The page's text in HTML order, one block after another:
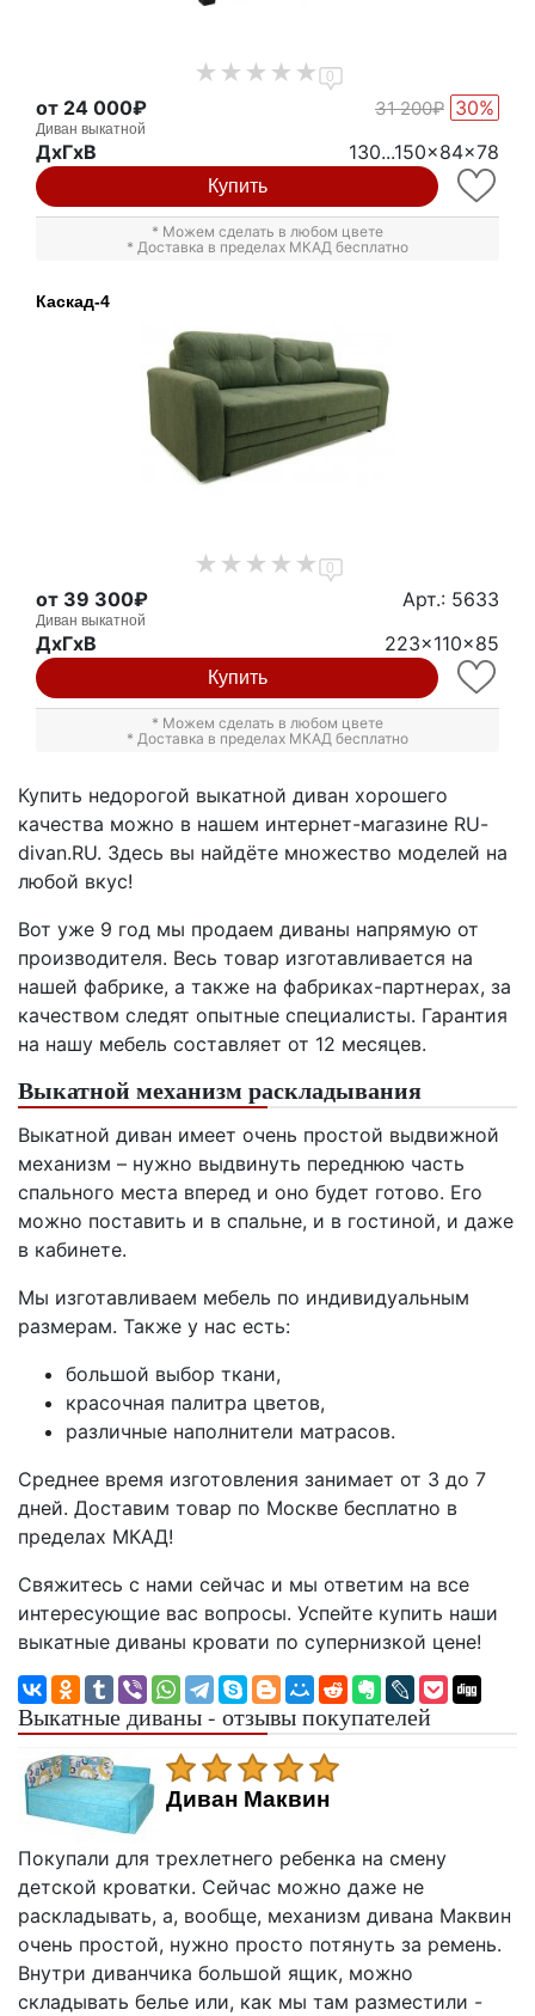
0
от 24 000₽ 31 200₽ 30%
Диван выкатной
ДxГxВ 130...150x84x78
Купить
* Можем сделать в любом цвете
* Доставка в пределах МКАД бесплатно
Каскад-4
0
от 39 300₽ Арт.: 5633
Диван выкатной
ДxГxВ 223x110x85
Купить
* Можем сделать в любом цвете
* Доставка в пределах МКАД бесплатно
Купить недорогой выкатной диван хорошего
качества можно в нашем интернет-магазине RU-
divan.RU. Здесь вы найдёте множество моделей на
любой вкус!
Вот уже 9 год мы продаем диваны напрямую от
производителя. Весь товар изготавливается на
нашей фабрике, а также на фабриках-партнерах, за
качеством следят опытные специалисты. Гарантия
на нашу мебель составляет от 12 месяцев.
Выкатной механизм раскладывания
Выкатной диван имеет очень простой выдвижной
механизм – нужно выдвинуть переднюю часть
спального места вперед и оно будет готово. Его
можно поставить и в спальне, и в гостиной, и даже
в кабинете.
Мы изготавливаем мебель по индивидуальным
размерам. Также у нас есть:
большой выбор ткани,
красочная палитра цветов,
различные наполнители матрасов.
Среднее время изготовления занимает от 3 до 7
дней. Доставим товар по Москве бесплатно в
пределах МКАД!
Свяжитесь с нами сейчас и мы ответим на все
интересующие вас вопросы. Успейте купить наши
выкатные диваны кровати по супернизкой цене!
Выкатные диваны - отзывы покупателей
Диван Маквин
Покупали для трехлетнего ребенка на смену
детской кроватки. Сейчас можно даже не
раскладывать, а, вообще, механизм дивана Маквин
очень простой, нужно просто потянуть за ремень.
Внутри диванчика большой ящик, можно
складывать белье или, как мы там разместили -